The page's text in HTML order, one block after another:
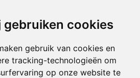
gebruiken cookies
gebruik van cookies en
tracking-technologieën om
op onze website te